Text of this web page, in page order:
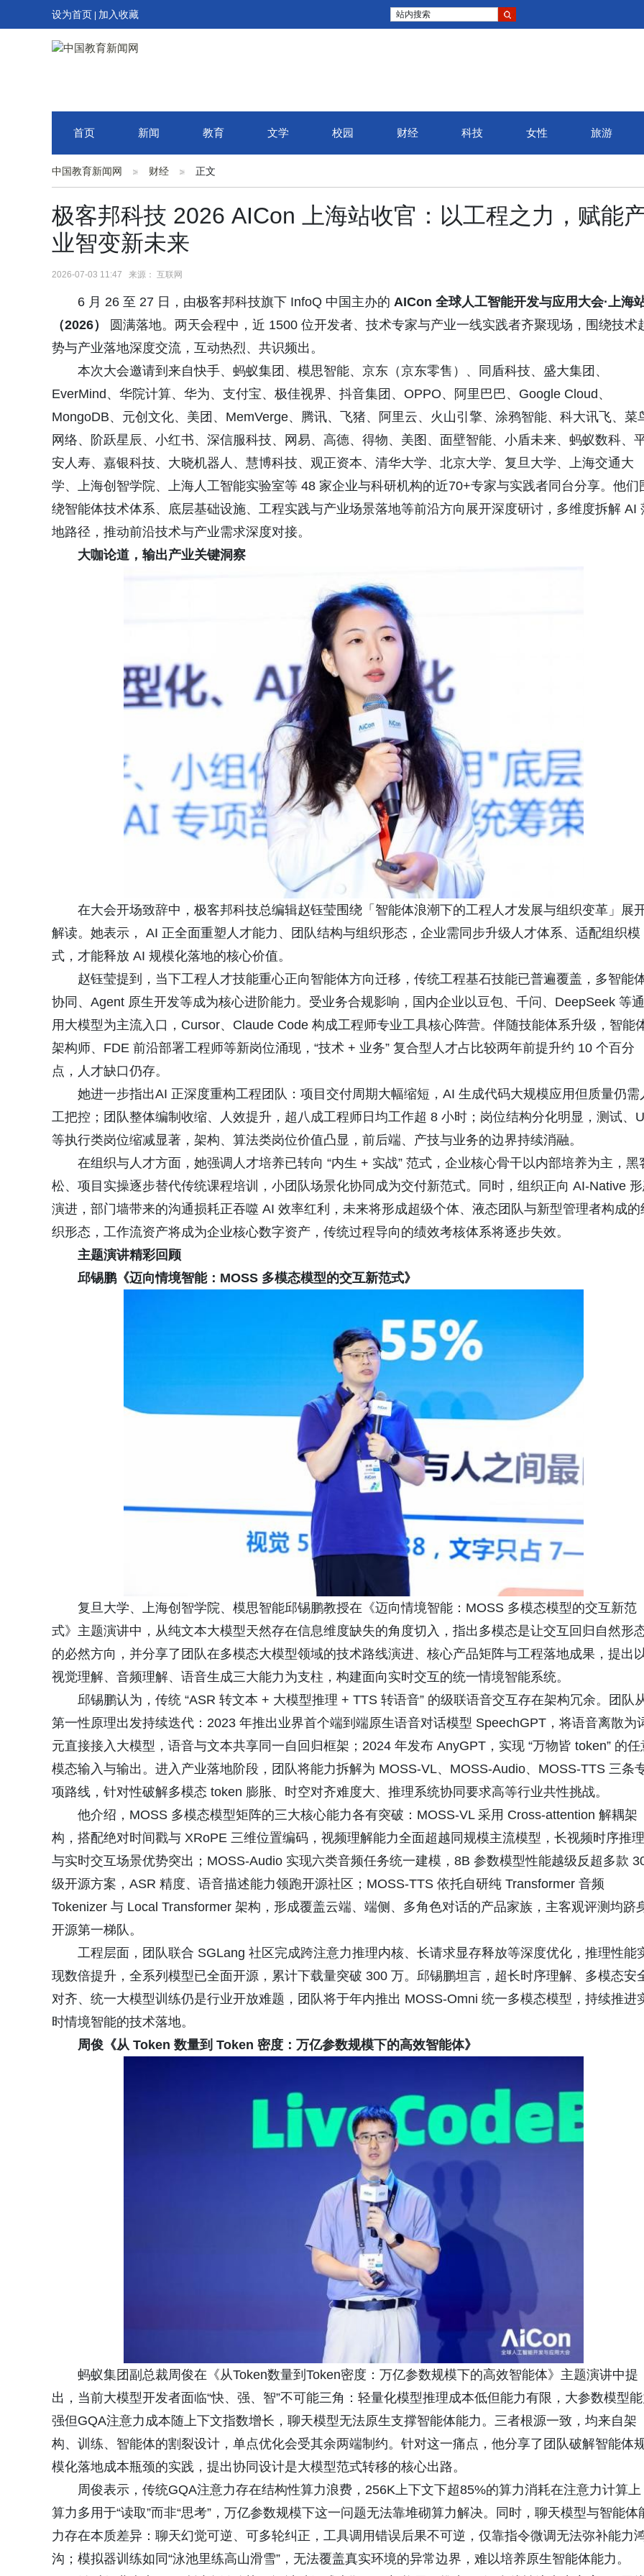
设为首页 加入收藏 站内搜索
首页 新闻 教育 文学 校园 财经 科技 女性 旅游
中国教育新闻网 财经 正文
极客邦科技 2026 AICon 上海站收官：以工程之力，赋能
业智变新未来
2026-07-03 11:47 来源： 互联网
6 月 26 至 27 日，由极客邦科技旗下 InfoQ 中国主办的 AICon 全球人工智能开发与应用大会·上海
（2026）
圆满落地。两天会程中，近 1500 位开发者、技术专家与产业一线实践者齐聚现场，围绕技术
势与产业落地深度交流，互动热烈、共识频出。
本次大会邀请到来自快手、蚂蚁集团、模思智能、京东（京东零售）、同盾科技、盛大集团、
EverMind、华院计算、华为、支付宝、极佳视界、抖音集团、OPPO、阿里巴巴、Google Cloud、
MongoDB、元创文化、美团、MemVerge、腾讯、飞猪、阿里云、火山引擎、涂鸦智能、科大讯飞、菜
网络、阶跃星辰、小红书、深信服科技、网易、高德、得物、美图、面壁智能、小盾未来、蚂蚁数科、
安人寿、嘉银科技、大晓机器人、慧博科技、观正资本、清华大学、北京大学、复旦大学、上海交通大
学、上海创智学院、上海人工智能实验室等 48 家企业与科研机构的近70+专家与实践者同台分享。他们
绕智能体技术体系、底层基础设施、工程实践与产业场景落地等前沿方向展开深度研讨，多维度拆解 AI
地路径，推动前沿技术与产业需求深度对接。
大咖论道，输出产业关键洞察
在大会开场致辞中，极客邦科技总编辑赵钰莹围绕「智能体浪潮下的工程人才发展与组织变革」展
解读。她表示， AI 正全面重塑人才能力、团队结构与组织形态，企业需同步升级人才体系、适配组织模
式，才能释放 AI 规模化落地的核心价值。
赵钰莹提到，当下工程人才技能重心正向智能体方向迁移，传统工程基石技能已普遍覆盖，多智能
协同、Agent 原生开发等成为核心进阶能力。受业务合规影响，国内企业以豆包、千问、DeepSeek 等通
用大模型为主流入口，Cursor、Claude Code 构成工程师专业工具核心阵营。伴随技能体系升级，智能
架构师、FDE 前沿部署工程师等新岗位涌现，“技术 + 业务” 复合型人才占比较两年前提升约 10 个百分
点，人才缺口仍存。
她进一步指出AI 正深度重构工程团队：项目交付周期大幅缩短，AI 生成代码大规模应用但质量仍需
工把控；团队整体编制收缩、人效提升，超八成工程师日均工作超 8 小时；岗位结构分化明显，测试、
等执行类岗位缩减显著，架构、算法类岗位价值凸显，前后端、产技与业务的边界持续消融。
在组织与人才方面，她强调人才培养已转向 “内生 + 实战” 范式，企业核心骨干以内部培养为主，黑
松、项目实操逐步替代传统课程培训，小团队场景化协同成为交付新范式。同时，组织正向 AI-Native
演进，部门墙带来的沟通损耗正吞噬 AI 效率红利，未来将形成超级个体、液态团队与新型管理者构成的
织形态，工作流资产将成为企业核心数字资产，传统过程导向的绩效考核体系将逐步失效。
主题演讲精彩回顾
邱锡鹏《迈向情境智能：MOSS 多模态模型的交互新范式》
复旦大学、上海创智学院、模思智能邱锡鹏教授在《迈向情境智能：MOSS 多模态模型的交互新范
式》主题演讲中，从纯文本大模型天然存在信息维度缺失的角度切入，指出多模态是让交互回归自然形
的必然方向，并分享了团队在多模态大模型领域的技术路线演进、核心产品矩阵与工程落地成果，提出
视觉理解、音频理解、语音生成三大能力为支柱，构建面向实时交互的统一情境智能系统。
邱锡鹏认为，传统 “ASR 转文本 + 大模型推理 + TTS 转语音” 的级联语音交互存在架构冗余。团队
第一性原理出发持续迭代：2023 年推出业界首个端到端原生语音对话模型 SpeechGPT，将语音离散为
元直接接入大模型，语音与文本共享同一自回归框架；2024 年发布 AnyGPT，实现 “万物皆 token” 的任
模态输入与输出。进入产业落地阶段，团队将能力拆解为 MOSS-VL、MOSS-Audio、MOSS-TTS 三条
项路线，针对性破解多模态 token 膨胀、时空对齐难度大、推理系统协同要求高等行业共性挑战。
他介绍，MOSS 多模态模型矩阵的三大核心能力各有突破：MOSS-VL 采用 Cross-attention 解耦架
构，搭配绝对时间戳与 XRoPE 三维位置编码，视频理解能力全面超越同规模主流模型，长视频时序推理
与实时交互场景优势突出；MOSS-Audio 实现六类音频任务统一建模，8B 参数模型性能越级反超多款
级开源方案，ASR 精度、语音描述能力领跑开源社区；MOSS-TTS 依托自研纯 Transformer 音频
Tokenizer 与 Local Transformer 架构，形成覆盖云端、端侧、多角色对话的产品家族，主客观评测均跻
开源第一梯队。
工程层面，团队联合 SGLang 社区完成跨注意力推理内核、长请求显存释放等深度优化，推理性能
现数倍提升，全系列模型已全面开源，累计下载量突破 300 万。邱锡鹏坦言，超长时序理解、多模态安
对齐、统一大模型训练仍是行业开放难题，团队将于年内推出 MOSS-Omni 统一多模态模型，持续推进
时情境智能的技术落地。
周俊《从 Token 数量到 Token 密度：万亿参数规模下的高效智能体》
蚂蚁集团副总裁周俊在《从Token数量到Token密度：万亿参数规模下的高效智能体》主题演讲中提
出，当前大模型开发者面临“快、强、智”不可能三角：轻量化模型推理成本低但能力有限，大参数模型能
强但GQA注意力成本随上下文指数增长，聊天模型无法原生支撑智能体能力。三者根源一致，均来自架
构、训练、智能体的割裂设计，单点优化会受其余两端制约。针对这一痛点，他分享了团队破解智能体
模化落地成本瓶颈的实践，提出协同设计是大模型范式转移的核心出路。
周俊表示，传统GQA注意力存在结构性算力浪费，256K上下文下超85%的算力消耗在注意力计算上
算力多用于“读取”而非“思考”，万亿参数规模下这一问题无法靠堆砌算力解决。同时，聊天模型与智能体
力存在本质差异：聊天幻觉可逆、可多轮纠正，工具调用错误后果不可逆，仅靠指令微调无法弥补能力
沟；模拟器训练如同“泳池里练高山滑雪”，无法覆盖真实环境的异常边界，难以培养原生智能体能力。